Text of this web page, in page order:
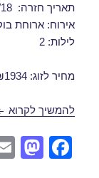
תאריך חזרה: 10/11/18
אירוח: ארוחת
לילות: 2
מחיר לזוג: ₪1934
להמשיך לקרוא
F
M